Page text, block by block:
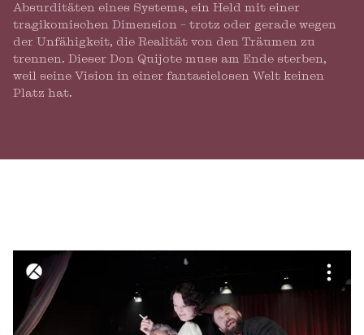
Absurditäten eines Systems, ein Held mit einer
tragikomischen Dimension – trotz oder gerade wegen
der Unfähigkeit, die Realität von den Träumen zu
trennen. Dieser Don Quijote muss am Ende sterben,
weil seine Vision in einer fantasielosen Welt keinen
Platz hat.